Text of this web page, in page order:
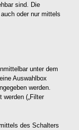
sind. Die
oder nur mittels
unter dem
Auswahlbox
werden.
(„Filter
des Schalters